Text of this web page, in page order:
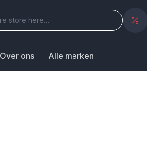
Over ons Alle merken